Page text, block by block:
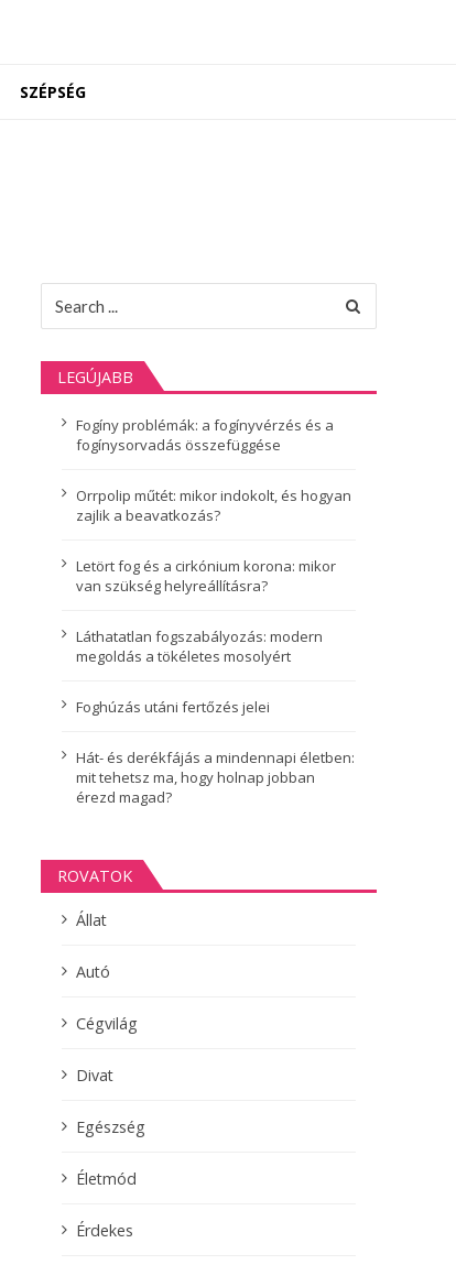
SZÉPSÉG
for:
LEGÚJABB
Fogíny problémák: a fogínyvérzés és a
fogínysorvadás összefüggése
Orrpolip műtét: mikor indokolt, és hogyan
zajlik a beavatkozás?
Letört fog és a cirkónium korona: mikor
van szükség helyreállításra?
Láthatatlan fogszabályozás: modern
megoldás a tökéletes mosolyért
Foghúzás utáni fertőzés jelei
Hát- és derékfájás a mindennapi életben:
mit tehetsz ma, hogy holnap jobban
érezd magad?
ROVATOK
Állat
Autó
Cégvilág
Divat
Egészség
Életmód
Érdekes